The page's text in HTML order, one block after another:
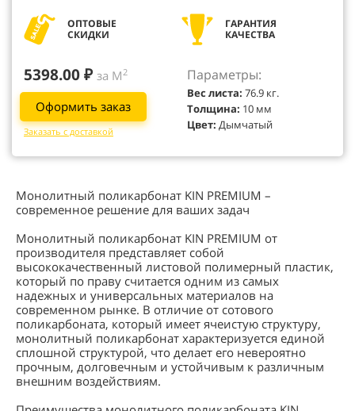
ОПТОВЫЕ
СКИДКИ
ГАРАНТИЯ
КАЧЕСТВА
5398.00 ₽ за М2
Оформить заказ
Заказать с доставкой
Параметры:
Вес листа: 76.9 кг.
Толщина: 10 мм
Цвет: Дымчатый
Монолитный поликарбонат KIN PREMIUM –
современное решение для ваших задач
Монолитный поликарбонат KIN PREMIUM от
производителя представляет собой
высококачественный листовой полимерный пластик,
который по праву считается одним из самых
надежных и универсальных материалов на
современном рынке. В отличие от сотового
поликарбоната, который имеет ячеистую структуру,
монолитный поликарбонат характеризуется единой
сплошной структурой, что делает его невероятно
прочным, долговечным и устойчивым к различным
внешним воздействиям.